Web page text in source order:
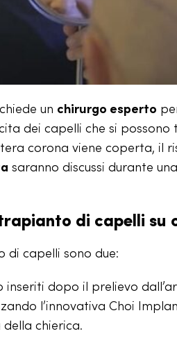
un chirurgo esperto
dei capelli che si
corona viene coperta, il
saranno discussi durante
di capelli su
di capelli sono due:
inseriti dopo il prelievo
l’innovativa Choi
chierica.